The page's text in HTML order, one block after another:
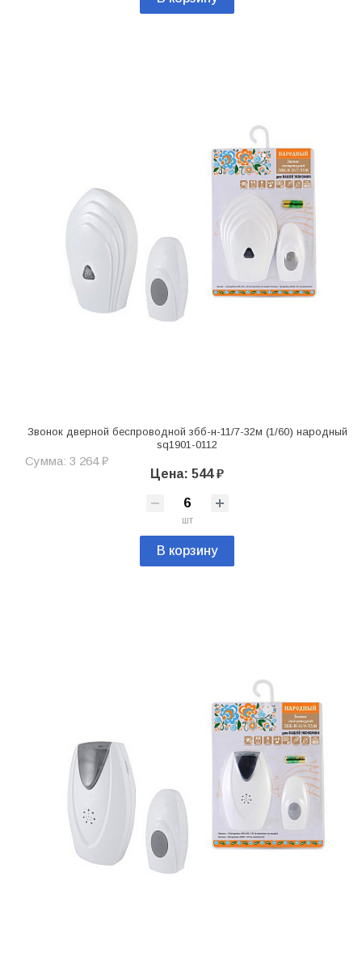
Звонок дверной беспроводной збб-н-11/7-32м (1/60) народный
sq1901-0112
Сумма: 3 264 ₽
Цена: 544 ₽
шт
В корзину